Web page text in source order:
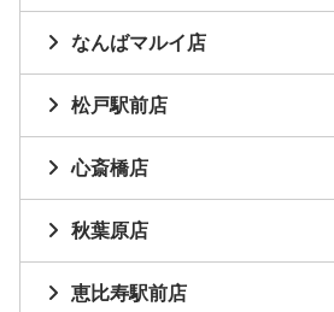
なんばマルイ店
松戸駅前店
心斎橋店
秋葉原店
恵比寿駅前店